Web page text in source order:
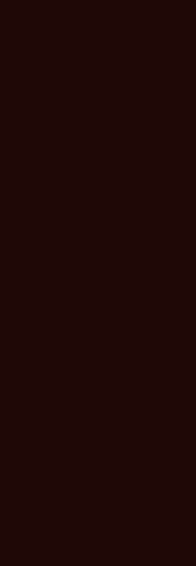
Les gouttières en
les propriétaires
et de leur
à partir d'un alliage
résistant aux
en aluminium sont